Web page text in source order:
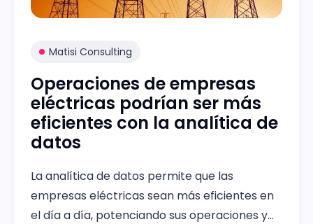
Matisi Consulting
Operaciones de empresas
eléctricas podrían ser más
eficientes con la analítica de
datos
La analítica de datos permite que las
empresas eléctricas sean más eficientes en
el día a día, potenciando sus operaciones y